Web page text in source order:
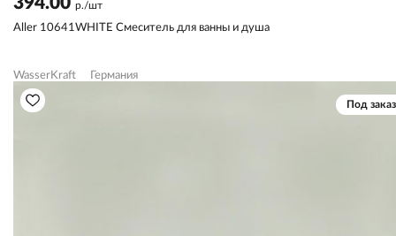
р./шт
Aller 10641WHITE Смеситель для ванны и душа
WasserKraft Германия
Под заказ